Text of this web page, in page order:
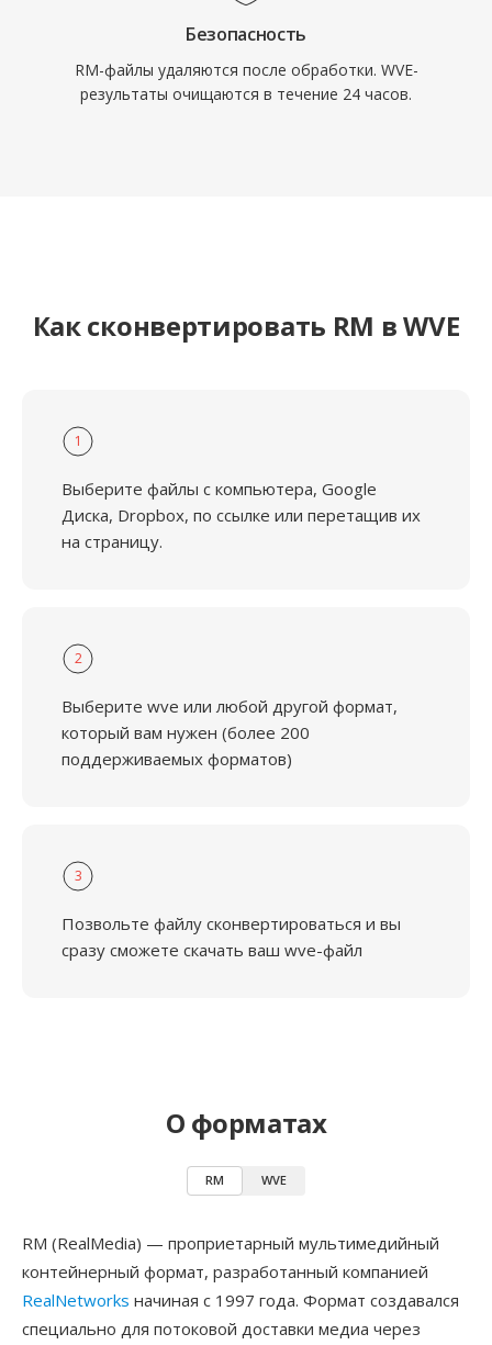
Безопасность
RM-файлы удаляются после обработки. WVE-
результаты очищаются в течение 24 часов.
Как сконвертировать RM в WVE
1
Выберите файлы с компьютера, Google
Диска, Dropbox, по ссылке или перетащив их
на страницу.
2
Выберите wve или любой другой формат,
который вам нужен (более 200
поддерживаемых форматов)
3
Позвольте файлу сконвертироваться и вы
сразу сможете скачать ваш wve-файл
О форматах
RM WVE
RM (RealMedia) — проприетарный мультимедийный
контейнерный формат, разработанный компанией
RealNetworks начиная с 1997 года. Формат создавался
специально для потоковой доставки медиа через